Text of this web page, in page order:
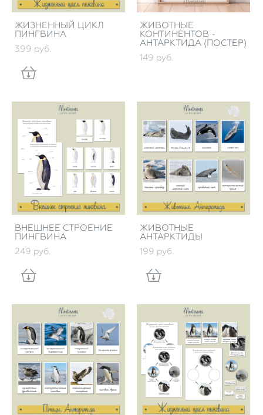
ЖИЗНЕННЫЙ ЦИКЛ
ПИНГВИНА
399 pуб.
ЖИВОТНЫЕ
КОНТИНЕНТОВ -
АНТАРКТИДА (ПОСТЕР)
149 pуб.
ВНЕШНЕЕ СТРОЕНИЕ
ПИНГВИНА
249 pуб.
ЖИВОТНЫЕ
АНТАРКТИДЫ
199 pуб.